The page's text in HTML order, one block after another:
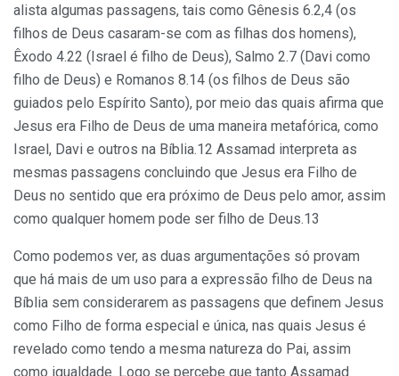
alista algumas passagens, tais como Gênesis 6.2,4 (os
filhos de Deus casaram-se com as filhas dos homens),
Êxodo 4.22 (Israel é filho de Deus), Salmo 2.7 (Davi como
filho de Deus) e Romanos 8.14 (os filhos de Deus são
guiados pelo Espírito Santo), por meio das quais afirma que
Jesus era Filho de Deus de uma maneira metafórica, como
Israel, Davi e outros na Bíblia.12 Assamad interpreta as
mesmas passagens concluindo que Jesus era Filho de
Deus no sentido que era próximo de Deus pelo amor, assim
como qualquer homem pode ser filho de Deus.13
Como podemos ver, as duas argumentações só provam
que há mais de um uso para a expressão filho de Deus na
Bíblia sem considerarem as passagens que definem Jesus
como Filho de forma especial e única, nas quais Jesus é
revelado como tendo a mesma natureza do Pai, assim
como igualdade. Logo se percebe que tanto Assamad